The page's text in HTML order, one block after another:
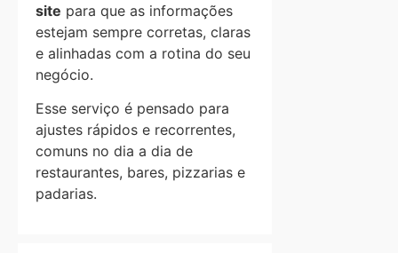
site para que as informações
estejam sempre corretas, claras
e alinhadas com a rotina do seu
negócio.
Esse serviço é pensado para
ajustes rápidos e recorrentes,
comuns no dia a dia de
restaurantes, bares, pizzarias e
padarias.